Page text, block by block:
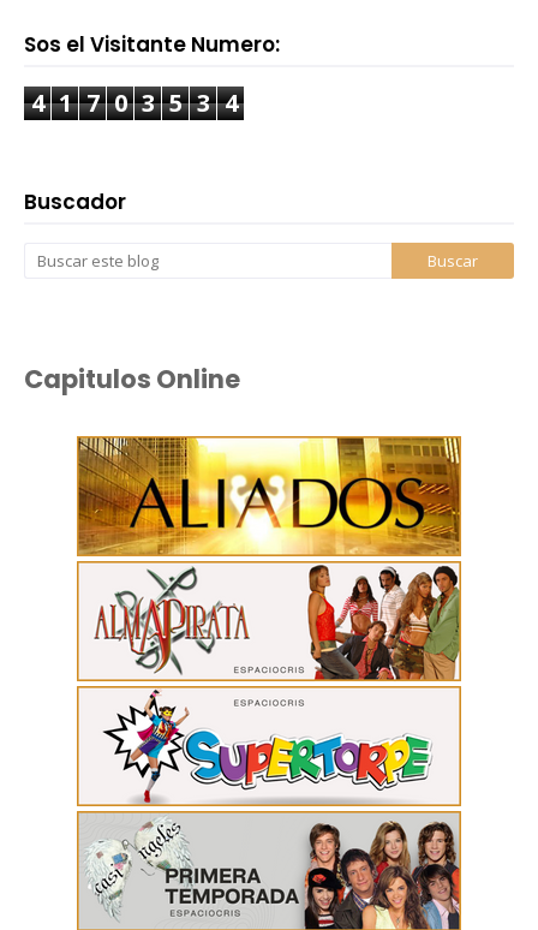
Sos el Visitante Numero:
4 1 7 0 3 5 3 4
Buscador
Capitulos Online